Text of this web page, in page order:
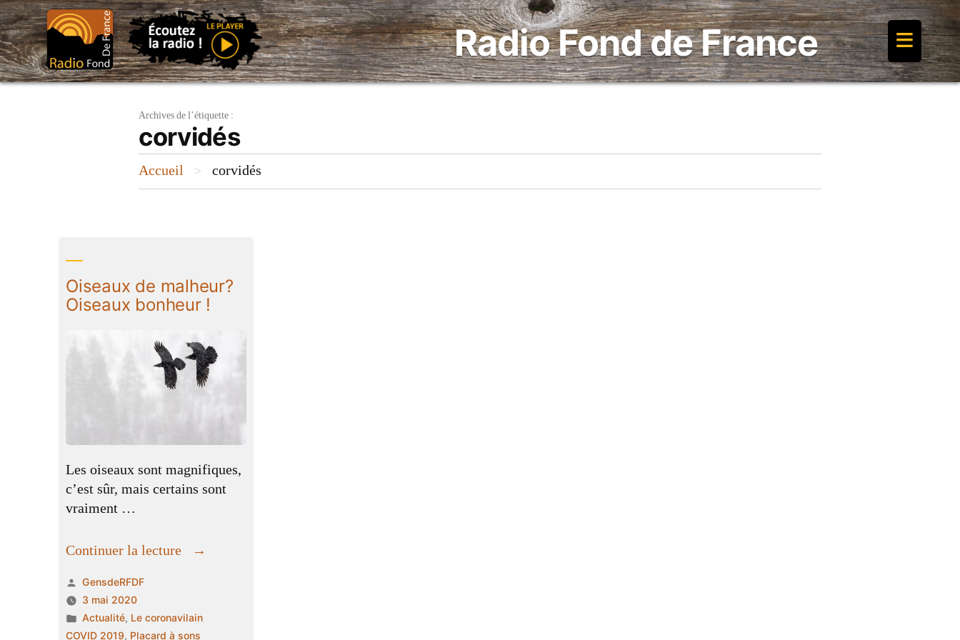
Aller
au
contenu
Radio Fond de France ≡
Archives de l’étiquette :
corvidés
Accueil > corvidés
Oiseaux de malheur?
Oiseaux bonheur !
Les oiseaux sont magnifiques,
c’est sûr, mais certains sont
vraiment …
Continuer la lecture
« Oiseaux
bonheur
Publié
par
GensdeRFDF
3 mai 2020
Publié
dans
Actualité, Le coronavilain
COVID 2019, Placard à sons